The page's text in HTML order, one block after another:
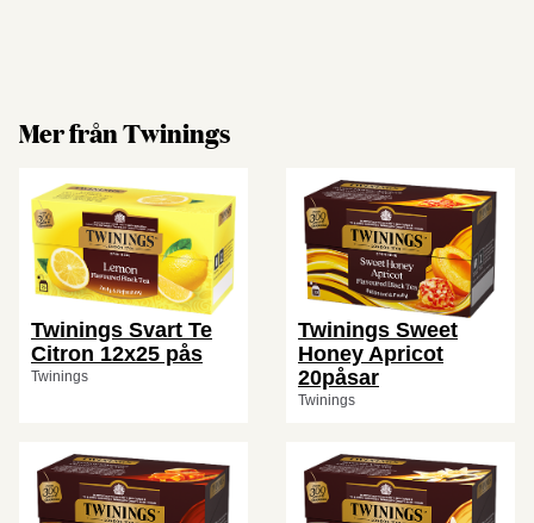
Mer från Twinings
Twinings Svart Te
Citron 12x25 pås
Twinings
Twinings Sweet
Honey Apricot
20påsar
Twinings